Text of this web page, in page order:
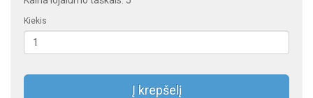
Kiekis
Į krepšelį